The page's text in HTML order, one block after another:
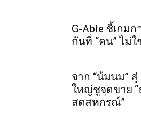
G-Able ชี้เกม
กันที่ “คน” ไม่ใ
จาก “น้มนม” สู่
ใหญ่ชูจุดขาย
สดสหกรณ์”